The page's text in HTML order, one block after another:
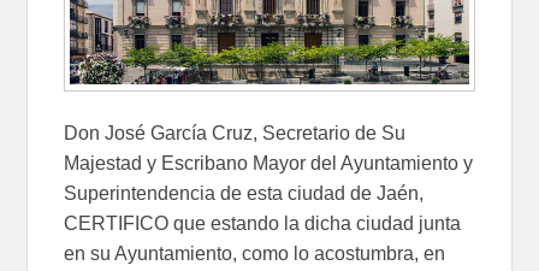
Don José García Cruz, Secretario de Su
Majestad y Escribano Mayor del Ayuntamiento y
Superintendencia de esta ciudad de Jaén,
CERTIFICO que estando la dicha ciudad junta
en su Ayuntamiento, como lo acostumbra, en